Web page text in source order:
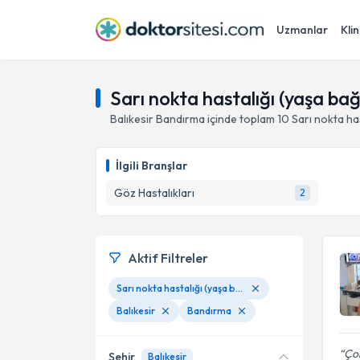
Uzmanlar
Sarı nokta hastalığı (yaşa
BalıkesirBandırma içinde toplam 10 Sarı nokta
İlgili Branşlar
Göz Hastalıkları
2
Aktif Filtreler
Sarı nokta hastalığı (yaşa bağlı makula dejenerasyonu)
Balıkesir
Bandırma
Şehir Balıkesir